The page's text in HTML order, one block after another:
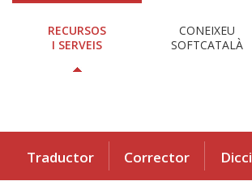
RECURSOS
I SERVEIS
CONEIXEU
SOFTCATALÀ
Traductor Corrector